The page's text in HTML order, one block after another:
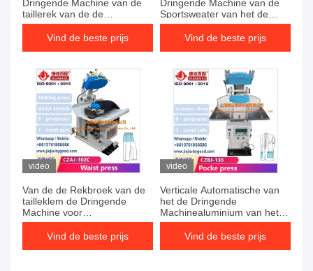
Dringende Machine van de
taillerek van de de
Cilinderslaap de Dubbele
Pers van de Broeklegger
Vind de beste prijs
Dringende Machine van de
Sportsweater van het de
Stoom Verwarmingssysteem
de Pers van de Broeklegger
Vind de beste prijs
video
Van de de Rekbroek van de
tailleklem de Dringende
Machine voor
verwarmingssysteem van de
Rimpel het Vrije stoom
Vind de beste prijs
video
Verticale Automatische van
het de Dringende
Machinealuminium van het
Blousekledingstuk de
Stoompers
Vind de beste prijs